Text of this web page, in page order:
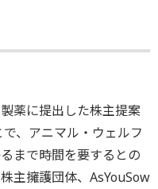
薬に提出した株主提案
、アニマル・ウェルフ
まで時間を要するとの
主擁護団体、AsYouSow